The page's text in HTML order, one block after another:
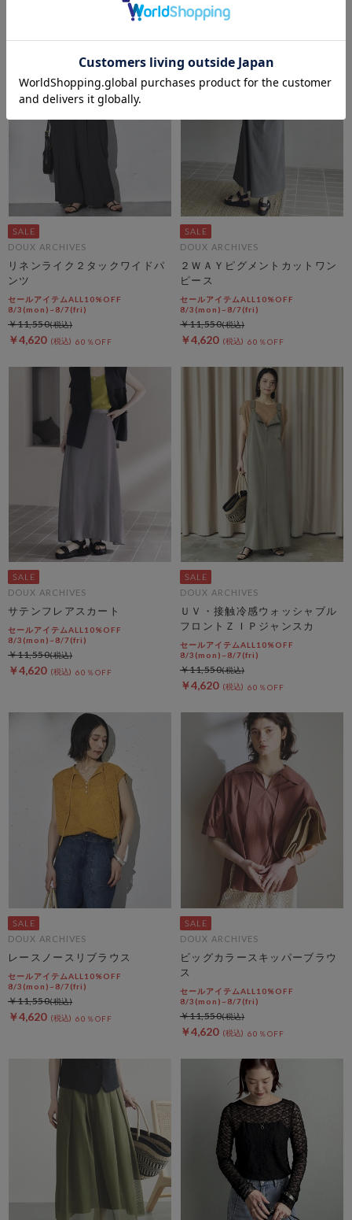
DOUX ARCHIVES
リネンライク２タックワイドパ
ンツ
セールアイテムALL10%OFF
8/3(mon)~8/7(fri)
￥4,620 60％OFF
￥11,550
DOUX ARCHIVES
２ＷＡＹピグメントカットワン
ピース
セールアイテムALL10%OFF
8/3(mon)~8/7(fri)
￥4,620 60％OFF
￥11,550
DOUX ARCHIVES
サテンフレアスカート
セールアイテムALL10%OFF
8/3(mon)~8/7(fri)
￥4,620 60％OFF
￥11,550
DOUX ARCHIVES
ＵＶ・接触冷感ウォッシャブル
フロントＺＩＰジャンスカ
セールアイテムALL10%OFF
8/3(mon)~8/7(fri)
￥4,620 60％OFF
￥11,550
DOUX ARCHIVES
レースノースリブラウス
セールアイテムALL10%OFF
8/3(mon)~8/7(fri)
￥4,620 60％OFF
￥11,550
DOUX ARCHIVES
ビッグカラースキッパーブラウ
ス
セールアイテムALL10%OFF
8/3(mon)~8/7(fri)
￥4,620 60％OFF
￥11,550